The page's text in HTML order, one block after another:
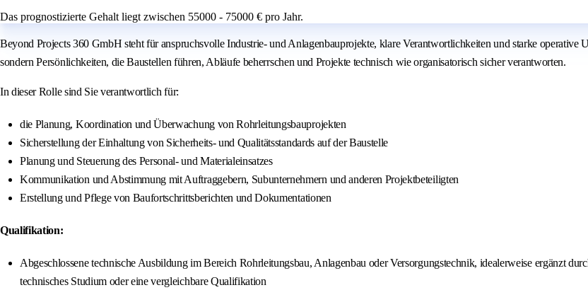
Das prognostizierte Gehalt liegt zwischen 55000 - 75000 € pro Jahr.
Beyond Projects 360 GmbH steht für anspruchsvolle Industrie- und Anlagenbauprojekte, klare Verantwortlichkeiten und starke
sondern Persönlichkeiten, die Baustellen führen, Abläufe beherrschen und Projekte technisch wie organisatorisch sicher verantworten.
In dieser Rolle sind Sie verantwortlich für:
die Planung, Koordination und Überwachung von Rohrleitungsbauprojekten
Sicherstellung der Einhaltung von Sicherheits- und Qualitätsstandards auf der Baustelle
Planung und Steuerung des Personal- und Materialeinsatzes
Kommunikation und Abstimmung mit Auftraggebern, Subunternehmern und anderen Projektbeteiligten
Erstellung und Pflege von Baufortschrittsberichten und Dokumentationen
Qualifikation:
Abgeschlossene technische Ausbildung im Bereich Rohrleitungsbau, Anlagenbau oder Versorgungstechnik, idealerweise ergänzt
technisches Studium oder eine vergleichbare Qualifikation